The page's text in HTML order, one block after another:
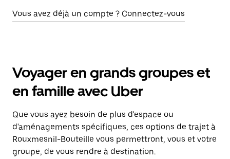
Vous avez déjà un compte ? Connectez-vous
Voyager en grands groupes et
en famille avec Uber
Que vous ayez besoin de plus d'espace ou
d'aménagements spécifiques, ces options de trajet à
Rouxmesnil-Bouteille vous permettront, vous et votre
groupe, de vous rendre à destination.